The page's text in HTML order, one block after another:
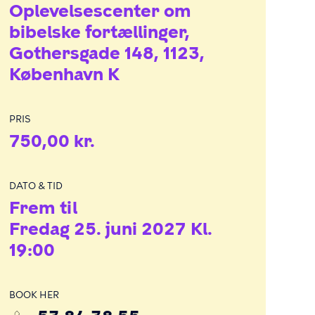
Oplevelsescenter om
bibelske fortællinger
Gothersgade 148 1123
København K
PRIS
750,00 kr.
DATO & TID
Frem til
Fredag 25. juni 2027 Kl.
19:00
BOOK HER